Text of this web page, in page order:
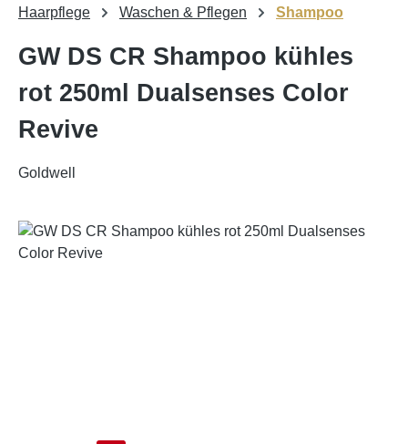
Haarpflege Waschen & Pflegen Shampoo
GW DS CR Shampoo kühles
rot 250ml Dualsenses Color
Revive
Goldwell
Bildergalerie überspringen